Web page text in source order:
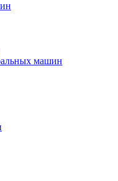
машин